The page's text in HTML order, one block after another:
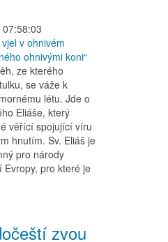
ze kterého
se váže k
létu. Jde o
Eliáše, který
věřící spojující víru
hnutím. Sv. Eliáš je
pro národy
Evropy, pro které je
zvou